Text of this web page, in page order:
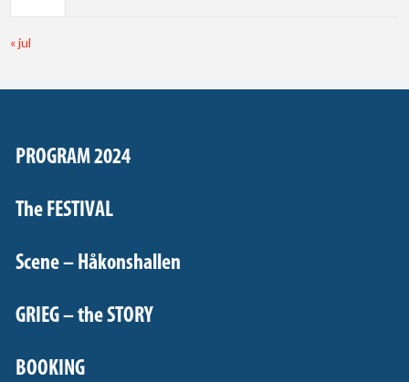
« jul
PROGRAM 2024
The FESTIVAL
Scene – Håkonshallen
GRIEG – the STORY
BOOKING